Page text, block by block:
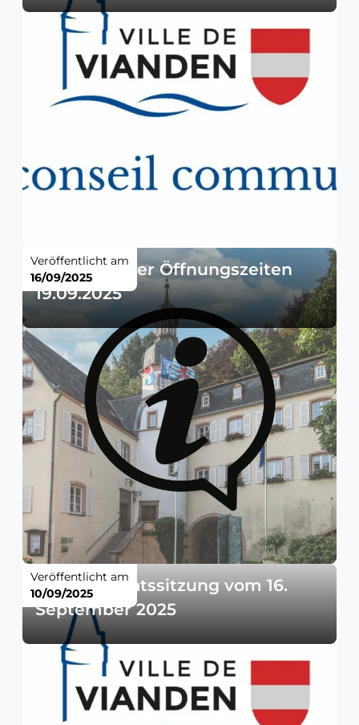
Änderung der Öffnungszeiten
19.09.2025
Veröffentlicht am
16/09/2025
Gemeinderatssitzung vom 16.
September 2025
Veröffentlicht am
10/09/2025